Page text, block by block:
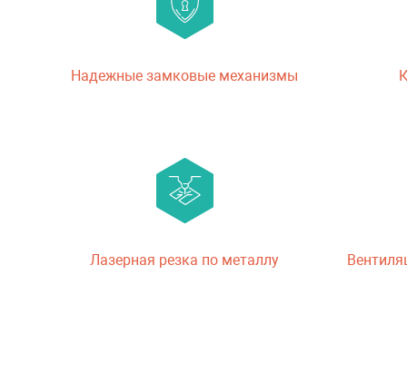
Надежные замковые механизмы
Лазерная резка по металлу